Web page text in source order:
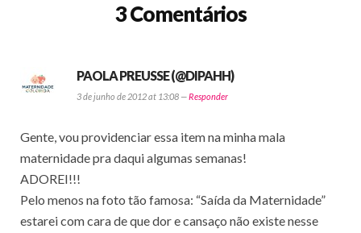
3 Comentários
PAOLA PREUSSE (@DIPAHH)
3 de junho de 2012 at 13:08 —Responder
Gente, vou providenciar essa item na minha mala
maternidade pra daqui algumas semanas!
ADOREI!!!
Pelo menos na foto tão famosa: “Saída da Maternidade”
estarei com cara de que dor e cansaço não existe nesse